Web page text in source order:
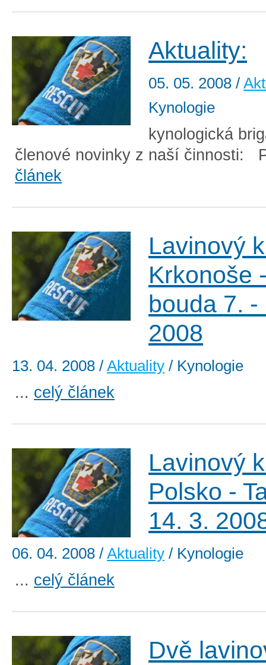
Aktuality:
05. 05. 2008 /
Kynologie
kynologická
členové novinky z naší činnosti:
článek
Lavinový
Krkonoše
bouda 7. -
2008
13. 04. 2008 / Aktuality / Kynologie
... celý článek
Lavinový
Polsko -
14. 3.
06. 04. 2008 / Aktuality / Kynologie
... celý článek
Dvě